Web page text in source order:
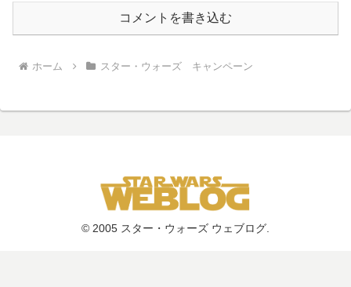
コメントを書き込む
ホーム スター・ウォーズ キャンペーン
© 2005 スター・ウォーズ ウェブログ.